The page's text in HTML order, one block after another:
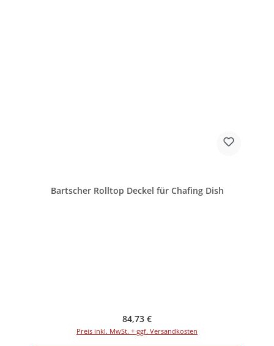
Bartscher Rolltop Deckel für Chafing Dish
Regulärer Preis:
84,73 €
Preis inkl. MwSt. + ggf. Versandkosten